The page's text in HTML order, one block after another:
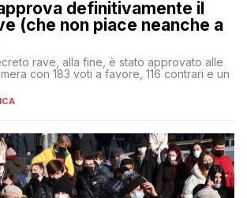
definitivamente il
(che non piace neanche a
rave, alla fine, è stato approvato alle
con 183 voti a favore, 116 contrari e un